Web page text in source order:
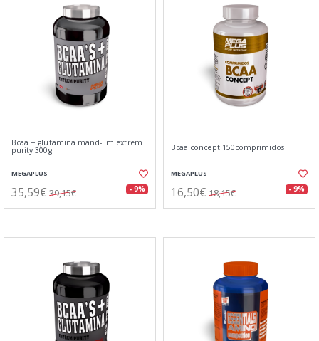
Bcaa + glutamina mand-lim extrem
purity 300g
MEGAPLUS
35,59€ 39,15€ - 9%
Bcaa concept 150comprimidos
MEGAPLUS
16,50€ 18,15€ - 9%